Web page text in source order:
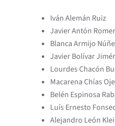
Iván Alemán Ruiz
Javier Antón
Blanca Armijo
Javier Bolívar
Lourdes Chacón
Macarena Chías
Belén Espinosa
Luís Ernesto
Alejandro León